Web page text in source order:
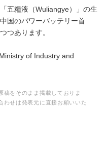
五糧液（Wuliangye）」の生
国のパワーバッテリー首
つあります。
of Industry and
稿をそのまま掲載しておりま
わせは発表元に直接お願いいた